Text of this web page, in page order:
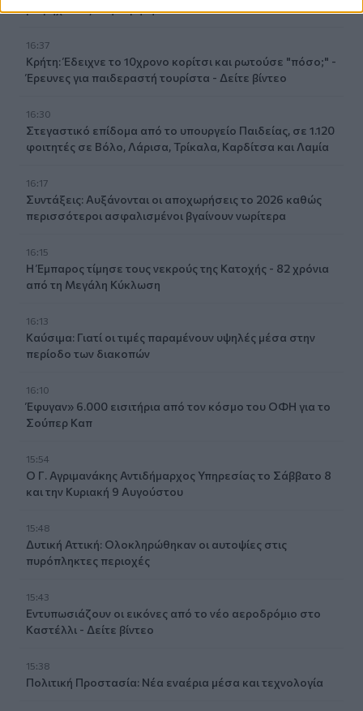
βιομηχανίας στην Κρήτη
16:37
Κρήτη: Έδειχνε το 10χρονο κορίτσι και ρωτούσε "πόσο;" -
Έρευνες για παιδεραστή τουρίστα - Δείτε βίντεο
16:30
Στεγαστικό επίδομα από το υπουργείο Παιδείας, σε 1.120
φοιτητές σε Βόλο, Λάρισα, Τρίκαλα, Καρδίτσα και Λαμία
16:17
Συντάξεις: Αυξάνονται οι αποχωρήσεις το 2026 καθώς
περισσότεροι ασφαλισμένοι βγαίνουν νωρίτερα
16:15
Η Έμπαρος τίμησε τους νεκρούς της Κατοχής - 82 χρόνια
από τη Μεγάλη Κύκλωση
16:13
Καύσιμα: Γιατί οι τιμές παραμένουν υψηλές μέσα στην
περίοδο των διακοπών
16:10
Έφυγαν» 6.000 εισιτήρια από τον κόσμο του ΟΦΗ για το
Σούπερ Καπ
15:54
Ο Γ. Αγριμανάκης Αντιδήμαρχος Υπηρεσίας το Σάββατο 8
και την Κυριακή 9 Αυγούστου
15:48
Δυτική Αττική: Ολοκληρώθηκαν οι αυτοψίες στις
πυρόπληκτες περιοχές
15:43
Εντυπωσιάζουν οι εικόνες από το νέο αεροδρόμιο στο
Καστέλλι - Δείτε βίντεο
15:38
Πολιτική Προστασία: Νέα εναέρια μέσα και τεχνολογία